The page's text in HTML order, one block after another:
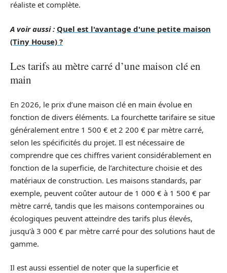
réaliste et complète.
A voir aussi : Quel est l'avantage d'une petite maison
(Tiny House) ?
Les tarifs au mètre carré d’une maison clé en
main
En 2026, le prix d’une maison clé en main évolue en
fonction de divers éléments. La fourchette tarifaire se situe
généralement entre 1 500 € et 2 200 € par mètre carré,
selon les spécificités du projet. Il est nécessaire de
comprendre que ces chiffres varient considérablement en
fonction de la superficie, de l’architecture choisie et des
matériaux de construction. Les maisons standards, par
exemple, peuvent coûter autour de 1 000 € à 1 500 € par
mètre carré, tandis que les maisons contemporaines ou
écologiques peuvent atteindre des tarifs plus élevés,
jusqu’à 3 000 € par mètre carré pour des solutions haut de
gamme.
Il est aussi essentiel de noter que la superficie et